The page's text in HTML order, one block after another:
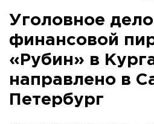
Уголовное
финансовой
«Рубин» в
направлено в
Петербург